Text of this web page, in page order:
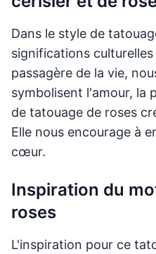
Dans le style de
significations
passagère de la vie,
symbolisent l'amour, la
de tatouage de roses
Elle nous encourage à
cœur.
Inspiration du
roses
L'inspiration pour ce